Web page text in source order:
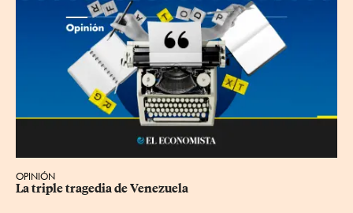
OPINIÓN
La triple tragedia de Venezuela